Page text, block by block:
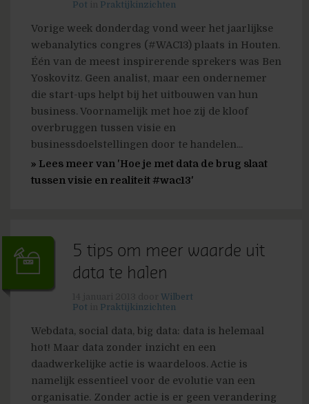
Pot
Praktijkinzichten
Vorige week donderdag vond weer het jaarlijkse
webanalytics congres (#WAC13) plaats in Houten.
Één van de meest inspirerende sprekers was Ben
Yoskovitz. Geen analist, maar een ondernemer
die start-ups helpt bij het uitbouwen van hun
business. Voornamelijk met hoe zij de kloof
overbruggen tussen visie en
businessdoelstellingen door te handelen...
» Lees meer van 'Hoe je met data de brug slaat
tussen visie en realiteit #wac13'
5 tips om meer waarde uit
data te halen
Wilbert
Pot
Praktijkinzichten
Webdata, social data, big data: data is helemaal
hot! Maar data zonder inzicht en een
daadwerkelijke actie is waardeloos. Actie is
namelijk essentieel voor de evolutie van een
organisatie. Zonder actie is er geen verandering